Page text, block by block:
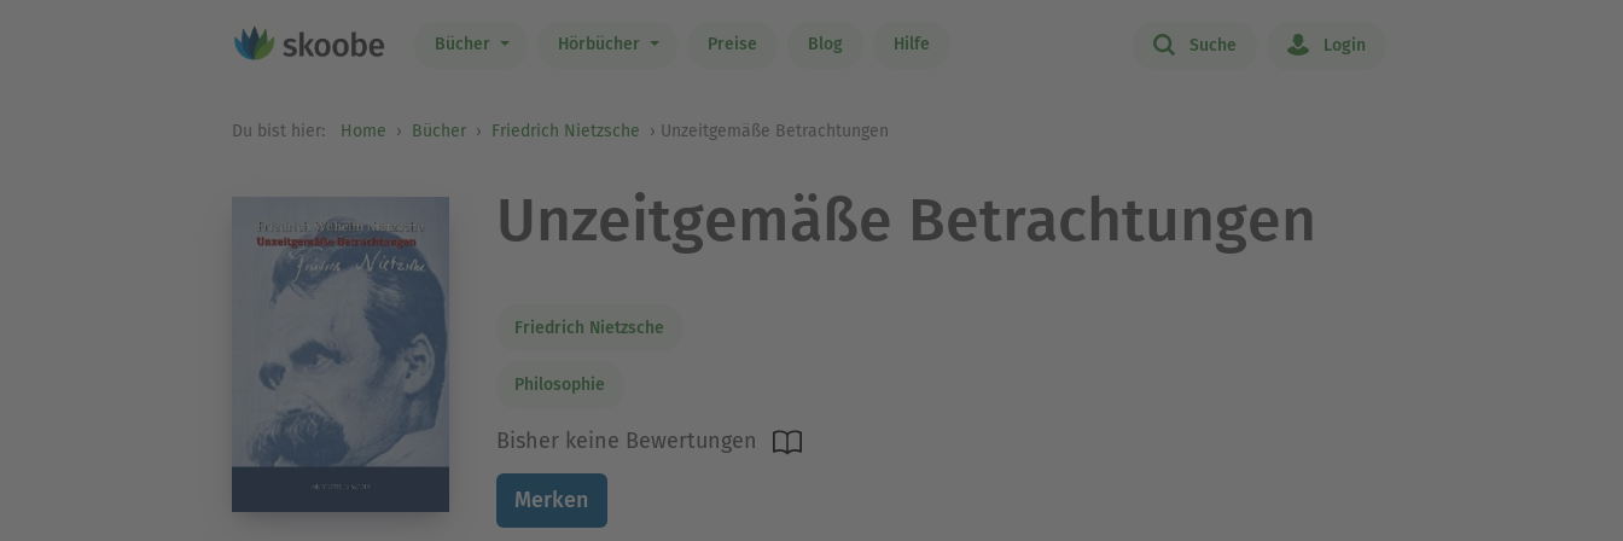
Bücher Hörbücher Preise Blog Hilfe Suche Login
Du bist hier: Home Bücher Friedrich Nietzsche Unzeitgemäße Betrachtungen
Unzeitgemäße Betrachtungen
Friedrich Nietzsche
Philosophie
Bisher keine Bewertungen
Merken